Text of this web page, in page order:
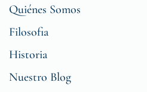
Quiénes Somos
Filosofia
Historia
Nuestro Blog